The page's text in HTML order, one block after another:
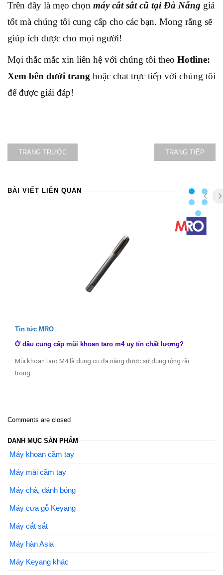
Trên đây là mẹo chọn máy cắt sắt cũ tại Đà Nẵng giá
tốt mà chúng tôi cung cấp cho các bạn. Mong rằng sẽ
giúp ích được cho mọi người!
Mọi thắc mắc xin liên hệ với chúng tôi theo Hotline:
Xem bên dưới trang hoặc chat trực tiếp với chúng tôi
để được giải đáp!
TRANG TRƯỚC TRANG TIẾP
BÀI VIẾT LIÊN QUAN
Tin tức MRO
Ở đâu cung cấp mũi khoan taro m4 uy tín chất lượng?
Mũi khoan taro M4 là dụng cụ đa năng được sử dụng rộng rãi
trong…
Comments are closed
DANH MỤC SẢN PHẨM
Máy khoan cầm tay
Máy mài cầm tay
Máy chà, đánh bóng
Máy cưa gỗ Keyang
Máy cắt sắt
Máy hàn Asia
Máy Keyang khác